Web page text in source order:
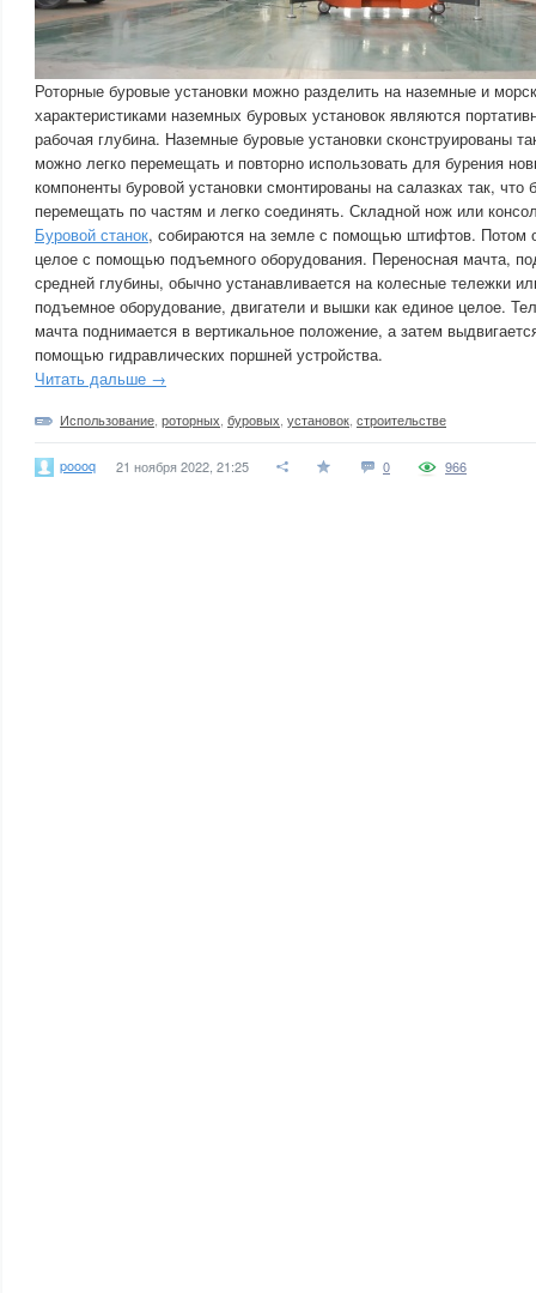
Роторные буровые установки можно разделить на наземные и
характеристиками наземных буровых установок являются
рабочая глубина. Наземные буровые установки сконструированы
можно легко перемещать и повторно использовать для бурения
компоненты буровой установки смонтированы на салазках так,
перемещать по частям и легко соединять. Складной нож или
Буровой станок, собираются на земле с помощью штифтов. Потом
целое с помощью подъемного оборудования. Переносная мачта,
средней глубины, обычно устанавливается на колесные тележки
подъемное оборудование, двигатели и вышки как единое целое.
мачта поднимается в вертикальное положение, а затем
помощью гидравлических поршней устройства.
Читать дальше →
Использование роторных буровых установок строительстве
poooq 21 ноября 2022, 21:25 0 966